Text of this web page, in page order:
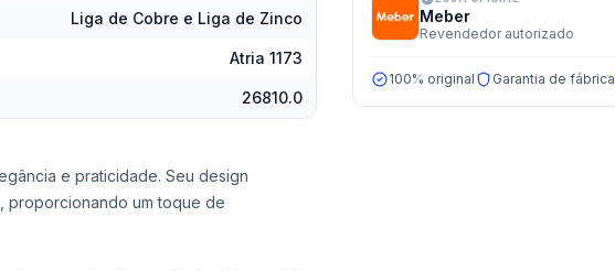
Liga de Cobre e Liga de Zinco
Atria 1173
26810.0
e praticidade. Seu design
proporcionando um toque de
Meber
Revendedor autorizado
100% original Garantia de fábrica